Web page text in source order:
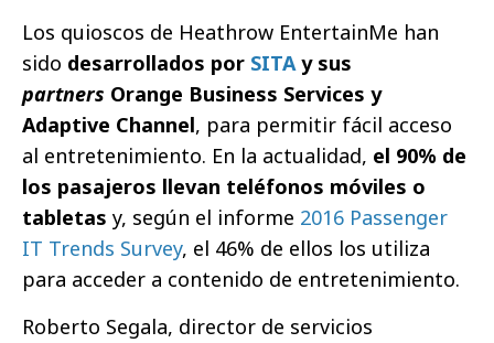
Los quioscos de Heathrow EntertainMe han
sido desarrollados por SITAy sus
partners Orange Business Services y
Adaptive Channel, para permitir fácil acceso
al entretenimiento. En la actualidad, el 90% de
los pasajeros llevan teléfonos móviles o
tabletas y, según el informe 2016 Passenger
IT Trends Survey, el 46% de ellos los utiliza
para acceder a contenido de entretenimiento.
Roberto Segala, director de servicios